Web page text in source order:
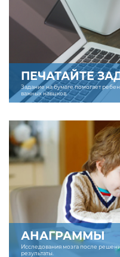
ПЕЧАТАЙТЕ
Задание на бумаге помогает
важных навыков.
АНАГРАММЫ
Исследования мозга после
результаты.